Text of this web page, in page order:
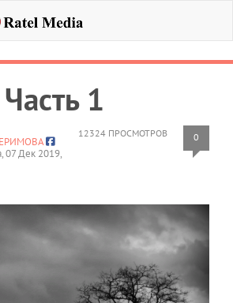
1
12324 ПРОСМОТРОВ 0
07 Дек 2019,